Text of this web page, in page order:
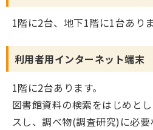
1階に2台、地下1階に1台ありま
利用者用インターネット端末
1階に2台あります。
図書館資料の検索をはじめと
スし、調べ物(調査研究)に必